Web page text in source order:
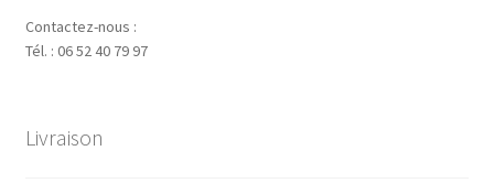
Contactez-nous :
Tél. : 06 52 40 79 97
Livraison